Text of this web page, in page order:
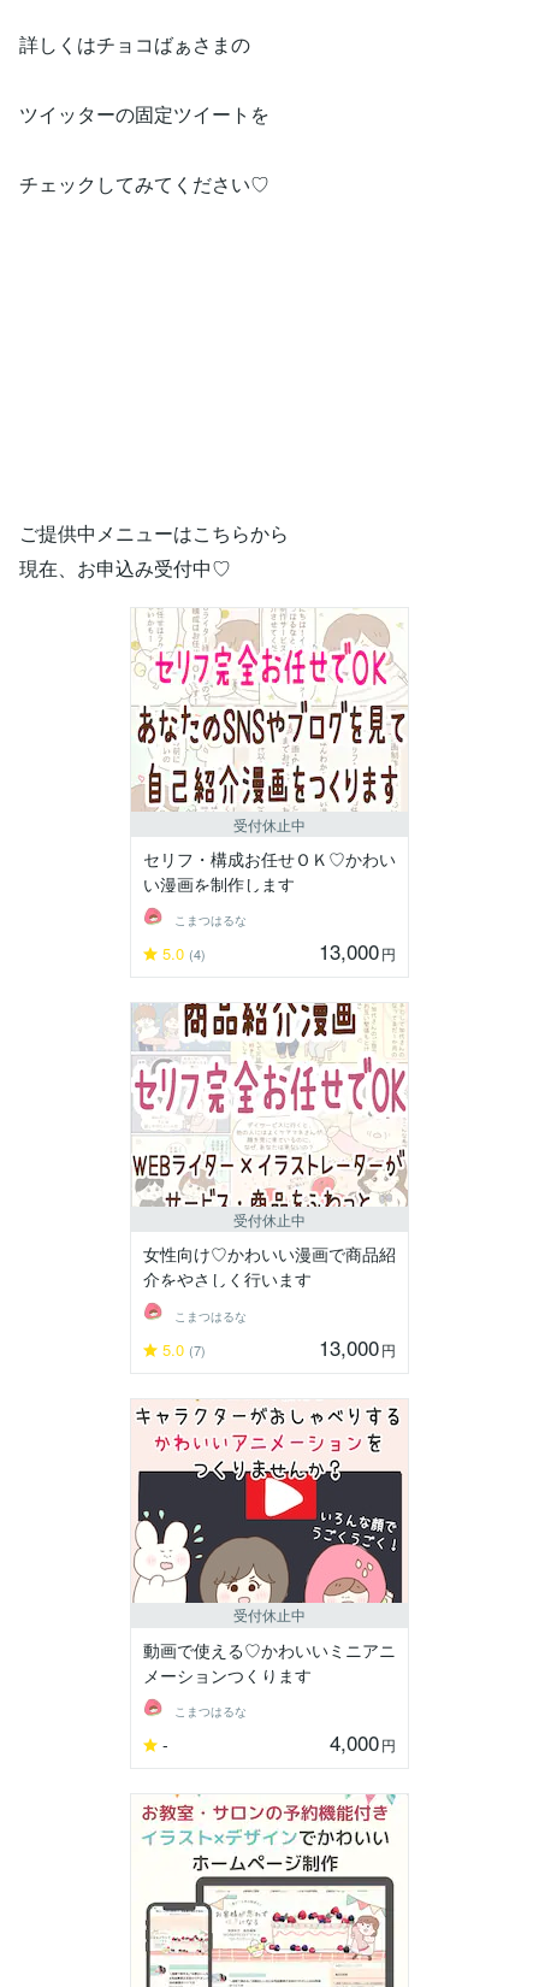
詳しくはチョコばぁさまの
ツイッターの固定ツイートを
チェックしてみてください♡
ご提供中メニューはこちらから
現在、お申込み受付中♡
受付休止中
セリフ・構成お任せＯＫ♡かわい
い漫画を制作します
こまつはるな
5.0 (4) 13,000円
受付休止中
女性向け♡かわいい漫画で商品紹
介をやさしく行います
こまつはるな
5.0 (7) 13,000円
受付休止中
動画で使える♡かわいいミニアニ
メーションつくります
こまつはるな
- 4,000円